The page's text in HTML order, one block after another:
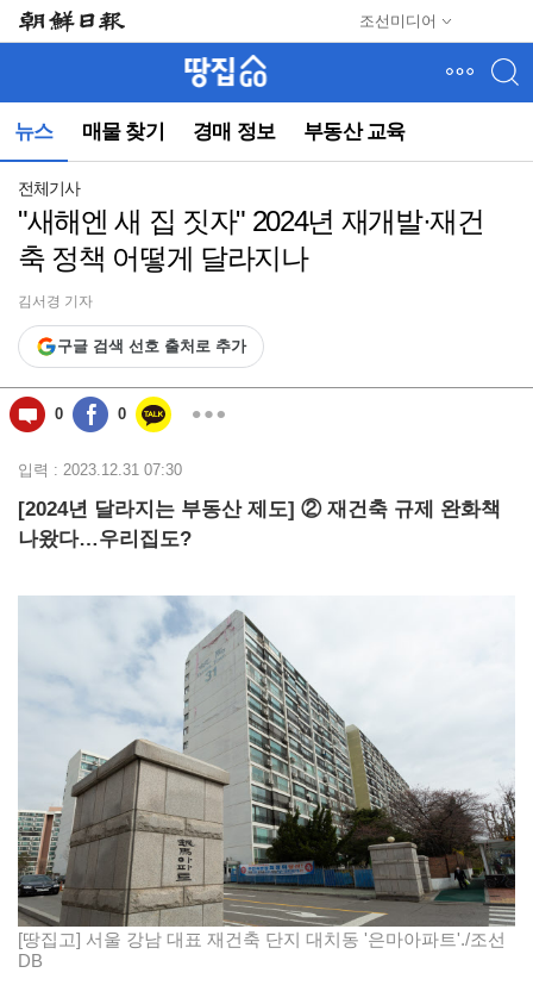
조선미디어
뉴스 매물 찾기 경매 정보 부동산 교육
뉴
(컨
동)
전체기사
"새해엔 새 집 짓자" 2024년 재개발·재건
축 정책 어떻게 달라지나
김서경 기자
구글 검색 선호 출처로 추가
0 0
입력 : 2023.12.31 07:30
[2024년 달라지는 부동산 제도] ② 재건축 규제 완화책
나왔다…우리집도?
[땅집고] 서울 강남 대표 재건축 단지 대치동 '은마아파트'./조선
DB